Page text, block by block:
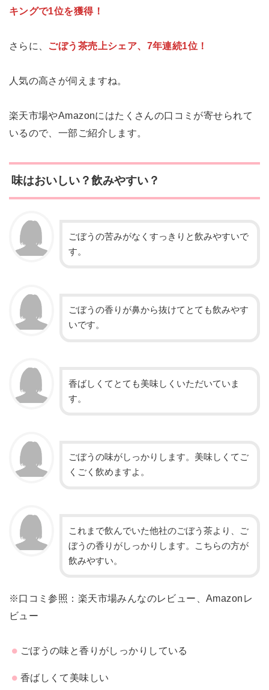
キングで1位を獲得！
さらに、 ごぼう茶売上シェア、7年連続1位！
人気の高さが伺えますね。
楽天市場やAmazonにはたくさんの口コミが寄せられて
いるので、一部ご紹介します。
味はおいしい？飲みやすい？
ごぼうの苦みがなくすっきりと飲みやすいで
す。
ごぼうの香りが鼻から抜けてとても飲みやす
いです。
香ばしくてとても美味しくいただいていま
す。
ごぼうの味がしっかりします。美味しくてご
くごく飲めますよ。
これまで飲んでいた他社のごぼう茶より、ご
ぼうの香りがしっかりします。こちらの方が
飲みやすい。
※口コミ参照：楽天市場みんなのレビュー、Amazonレ
ビュー
ごぼうの味と香りがしっかりしている
香ばしくて美味しい